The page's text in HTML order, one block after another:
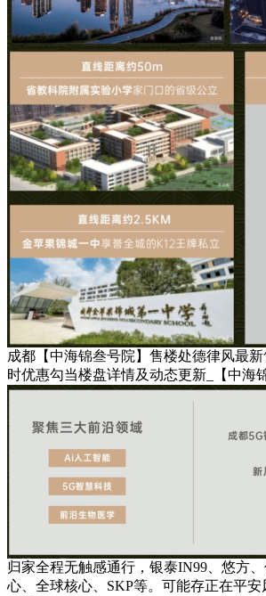
成都【中海锦叁号院】售楼处德律风最
时优惠勾当楼盘详情及动态更新_【中海
归家全程无触感通行，银泰IN99、悠方
心、全球核心、SKP等。可能存正在平安